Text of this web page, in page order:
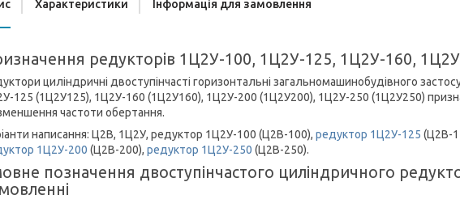
Характеристики Інформація для замовлення
редукторів 1Ц2У-100, 1Ц2У-125, 1Ц2У-160,
циліндричні двоступінчасті горизонтальні загальномашинобудівного
125 (1Ц2У125), 1Ц2У-160 (1Ц2У160), 1Ц2У-200 (1Ц2У200), 1Ц2У-250 (1Ц2У250)
частоти обертання.
написання: Ц2В, 1Ц2У, редуктор 1Ц2У-100 (Ц2В-100), редуктор 1Ц2У-125 (Ц2В-
1Ц2У-200 (Ц2В-200), редуктор 1Ц2У-250 (Ц2В-250).
позначення двоступінчастого циліндричного